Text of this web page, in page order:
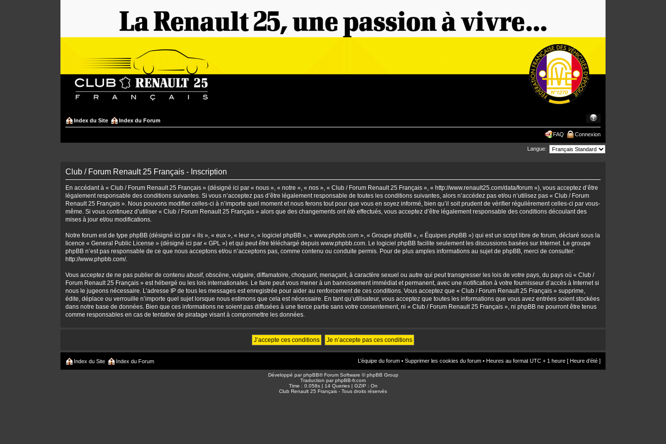
Index du Site Index du Forum
FAQ Connexion
Langue:
Club / Forum Renault 25 Français - Inscription
En accédant à « Club / Forum Renault 25 Français » (désigné ici par « nous », « notre », « nos », « Club / Forum Renault 25 Français », « http://www.renault25.com/data/forum »), vous acceptez d’être
légalement responsable des conditions suivantes. Si vous n’acceptez pas d’être légalement responsable de toutes les conditions suivantes, alors n’accédez pas et/ou n’utilisez pas « Club / Forum
Renault 25 Français ». Nous pouvons modifier celles-ci à n’importe quel moment et nous ferons tout pour que vous en soyez informé, bien qu’il soit prudent de vérifier régulièrement celles-ci par vous-
même. Si vous continuez d’utiliser « Club / Forum Renault 25 Français » alors que des changements ont été effectués, vous acceptez d’être légalement responsable des conditions découlant des
mises à jour et/ou modifications.
Notre forum est de type phpBB (désigné ici par « ils », « eux », « leur », « logiciel phpBB », « www.phpbb.com », « Groupe phpBB », « Équipes phpBB ») qui est un script libre de forum, déclaré sous la
licence « General Public License » (désigné ici par « GPL ») et qui peut être téléchargé depuis www.phpbb.com . Le logiciel phpBB facilite seulement les discussions basées sur Internet. Le groupe
phpBB n’est pas responsable de ce que nous acceptons et/ou n’acceptons pas, comme contenu ou conduite permis. Pour de plus amples informations au sujet de phpBB, merci de consulter:
http://www.phpbb.com/.
Vous acceptez de ne pas publier de contenu abusif, obscène, vulgaire, diffamatoire, choquant, menaçant, à caractère sexuel ou autre qui peut transgresser les lois de votre pays, du pays où « Club /
Forum Renault 25 Français » est hébergé ou les lois internationales. Le faire peut vous mener à un bannissement immédiat et permanent, avec une notification à votre fournisseur d’accès à Internet si
nous le jugeons nécessaire. L’adresse IP de tous les messages est enregistrée pour aider au renforcement de ces conditions. Vous acceptez que « Club / Forum Renault 25 Français » supprime,
édite, déplace ou verrouille n’importe quel sujet lorsque nous estimons que cela est nécessaire. En tant qu’utilisateur, vous acceptez que toutes les informations que vous avez entrées soient stockées
dans notre base de données. Bien que ces informations ne soient pas diffusées à une tierce partie sans votre consentement, ni « Club / Forum Renault 25 Français », ni phpBB ne pourront être tenus
comme responsables en cas de tentative de piratage visant à compromettre les données.
Index du Site Index du Forum L’équipe du forum • Supprimer les cookies du forum • Heures au format UTC + 1 heure [ Heure d’été ]
Développé parphpBB® Forum Software © phpBB Group
Traduction parphpBB-fr.com
Time : 0.058s | 14 Queries | GZIP : On
Club Renault 25 Français - Tous droits réservés